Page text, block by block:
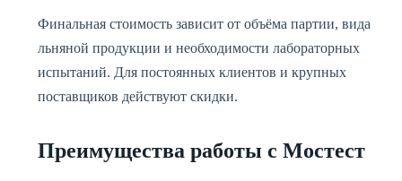
Финальная стоимость зависит от объёма партии, вида
льняной продукции и необходимости лабораторных
испытаний. Для постоянных клиентов и крупных
поставщиков действуют скидки.
Преимущества работы с Мостест